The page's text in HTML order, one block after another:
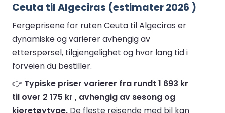
Ceuta til Algeciras (estimater 2026 )
Fergeprisene for ruten Ceuta til Algeciras er
dynamiske og varierer avhengig av
etterspørsel, tilgjengelighet og hvor lang tid i
forveien du bestiller.
👉 Typiske priser varierer fra rundt 1 693 kr
til over 2 175 kr , avhengig av sesong og